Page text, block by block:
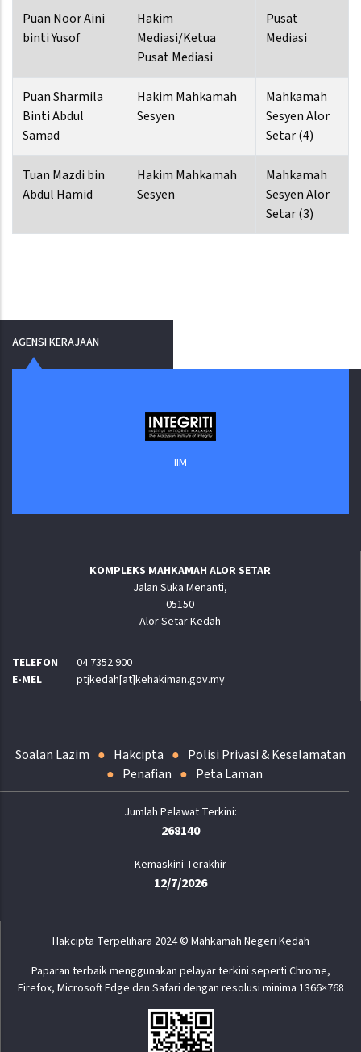
Puan Noor Aini
binti Yusof
Hakim
Mediasi/Ketua
Pusat Mediasi
Pusat
Mediasi
Puan Sharmila
Binti Abdul
Samad
Hakim Mahkamah
Sesyen
Mahkamah
Sesyen Alor
Setar (4)
Tuan Mazdi bin
Abdul Hamid
Hakim Mahkamah
Sesyen
Mahkamah
Sesyen Alor
Setar (3)
AGENSI KERAJAAN
IIM
KOMPLEKS MAHKAMAH ALOR SETAR
Jalan Suka Menanti,
05150
Alor Setar Kedah
TELEFON
04 7352 900
E-MEL
ptjkedah[at]kehakiman.gov.my
Soalan Lazim Hakcipta
Polisi Privasi & Keselamatan
Penafian
Peta Laman
268140
Kemaskini Terakhir
12/7/2026
Hakcipta Terpelihara 2024 © Mahkamah Negeri Kedah
Paparan terbaik menggunakan pelayar terkini seperti Chrome,
Firefox, Microsoft Edge dan Safari dengan resolusi minima 1366×768